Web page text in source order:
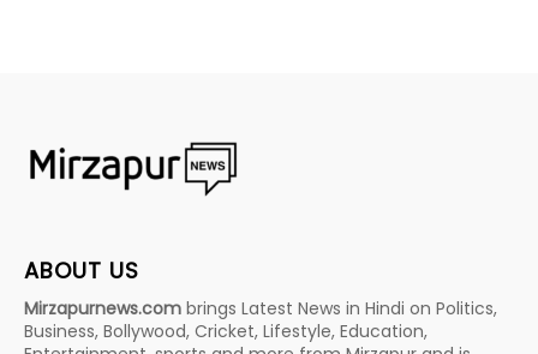
ABOUT US
Mirzapurnews.com brings Latest News in Hindi on Politics,
Business, Bollywood, Cricket, Lifestyle, Education,